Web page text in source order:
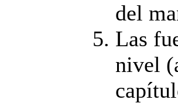
del
Las
nivel